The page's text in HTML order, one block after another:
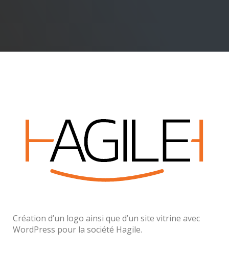
Création d’un logo ainsi que d’un site vitrine avec
WordPress pour la société Hagile.